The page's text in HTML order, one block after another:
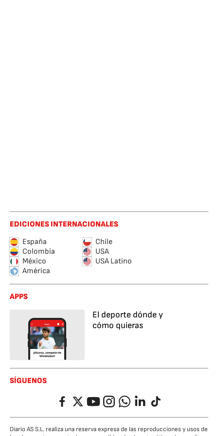
EDICIONES INTERNACIONALES
España
Chile
Colombia
USA
México
USA Latino
América
APPS
El deporte dónde y
cómo quieras
SÍGUENOS
FacebookTwitterYouTubeInstagramWhatsappLinkedIn
TikTok
Diario AS S.L. realiza una reserva expresa de las reproducciones y usos de